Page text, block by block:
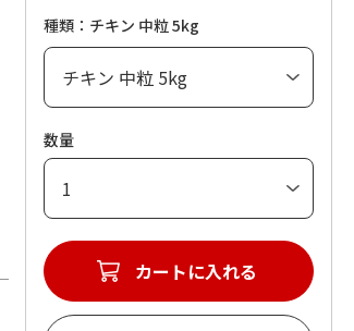
種類：チキン 中粒 5kg
数量
カートに入れる